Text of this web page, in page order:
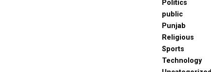
Politics
public
Punjab
Religious
Sports
Technology